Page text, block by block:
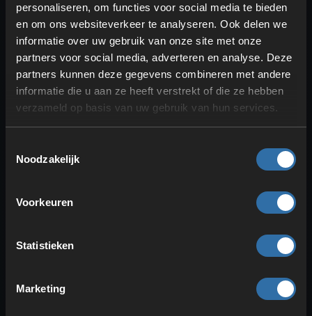
personaliseren, om functies voor social media te bieden
en om ons websiteverkeer te analyseren. Ook delen we
informatie over uw gebruik van onze site met onze
partners voor social media, adverteren en analyse. Deze
partners kunnen deze gegevens combineren met andere
informatie die u aan ze heeft verstrekt of die ze hebben
verzameld op basis van uw gebruik van hun services.
Noodzakelijk
Voorkeuren
Statistieken
Marketing
MJnog duidelijk sterker en maakt
162 km/umogelijk.
Satisfactory-drones
vergeleken: voor- en nadelen